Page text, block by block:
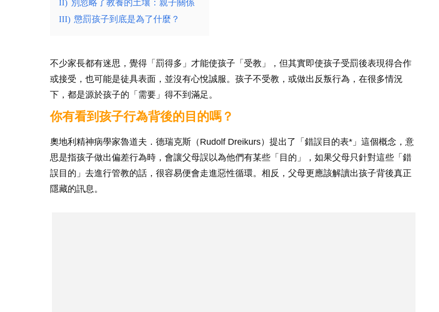
II) 別忽略了教養的土壤：親子關係
III) 懲罰孩子到底是為了什麼？
不少家長都有迷思，覺得「罰得多」才能使孩子「受教」，但其實即使孩子受罰後表現得合作
或接受，也可能是徒具表面，並沒有心悅誠服。孩子不受教，或做出反叛行為，在很多情況
下，都是源於孩子的「需要」得不到滿足。
你有看到孩子行為背後的目的嗎？
奧地利精神病學家魯道夫．德瑞克斯（Rudolf Dreikurs）提出了「錯誤目的表*」這個概念，意
思是指孩子做出偏差行為時，會讓父母誤以為他們有某些「目的」，如果父母只針對這些「錯
誤目的」去進行管教的話，很容易便會走進惡性循環。相反，父母更應該解讀出孩子背後真正
隱藏的訊息。